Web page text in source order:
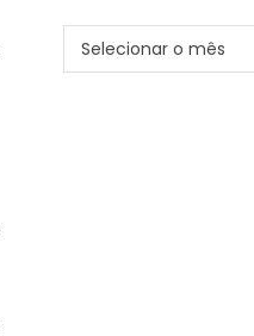
Arquivos
Selecionar o mês